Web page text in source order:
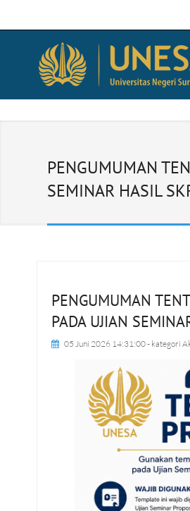
PENGUMUMAN
SEMINAR HASIL
PENGUMUMAN
PADA UJIAN
05 Juni 2026 14:31:00- kategori